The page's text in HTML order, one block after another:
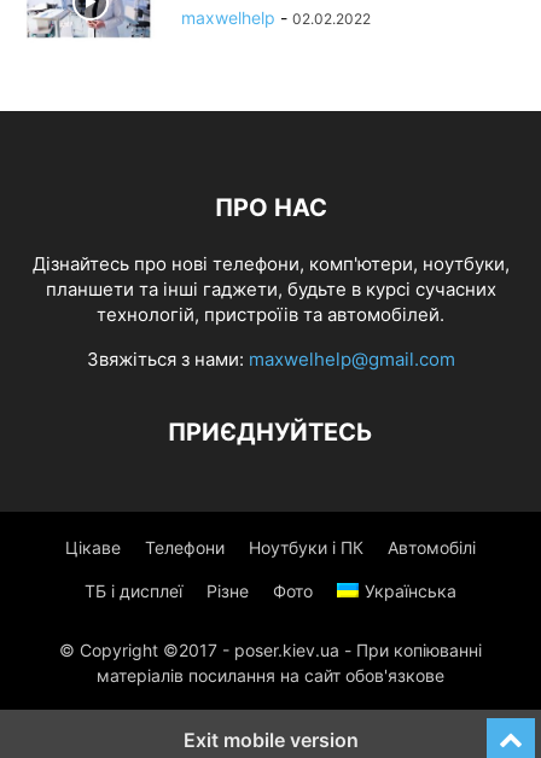
maxwelhelp - 02.02.2022
ПРО НАС
Дізнайтесь про нові телефони, комп'ютери, ноутбуки,
планшети та інші гаджети, будьте в курсі сучасних
технологій, пристроїів та автомобілей.
Звяжіться з нами: maxwelhelp@gmail.com
ПРИЄДНУЙТЕСЬ
Цікаве Телефони Ноутбуки і ПК Автомобілі
ТБ і дисплеї Різне Фото Українська
© Copyright ©2017 - poser.kiev.ua - При копіюванні
матеріалів посилання на сайт обов'язкове
Exit mobile version